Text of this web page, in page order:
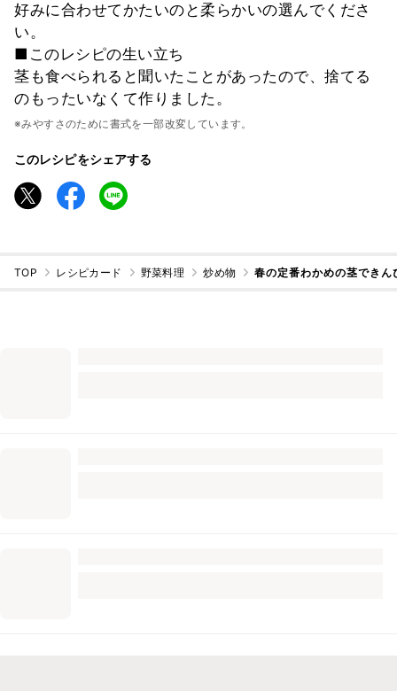
好みに合わせてかたいのと柔らかいの選んでくださ
い。
■このレシピの生い立ち
茎も食べられると聞いたことがあったので、捨てる
のもったいなくて作りました。
※みやすさのために書式を一部改変しています。
このレシピをシェアする
TOP レシピカード 野菜料理 炒め物 春の定番わかめの茎できん